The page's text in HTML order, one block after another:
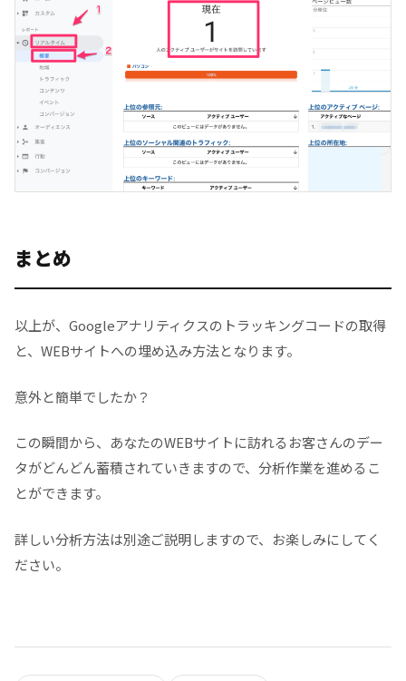
まとめ
以上が、Googleアナリティクスのトラッキングコードの取得
と、WEBサイトへの埋め込み方法となります。
意外と簡単でしたか？
この瞬間から、あなたのWEBサイトに訪れるお客さんのデー
タがどんどん蓄積されていきますので、分析作業を進めるこ
とができます。
詳しい分析方法は別途ご説明しますので、お楽しみにしてく
ださい。